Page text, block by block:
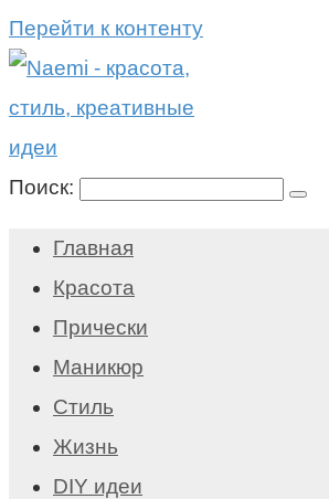
Перейти к контенту
Поиск:
Главная
Красота
Прически
Маникюр
Стиль
Жизнь
DIY идеи